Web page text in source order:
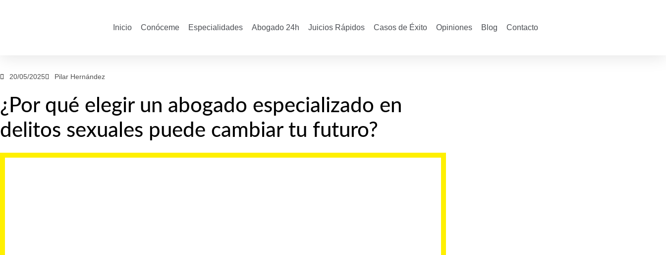
Inicio Conóceme Especialidades Abogado 24h Juicios Rápidos Casos de Éxito Opiniones Blog Contacto
20/05/2025 Pilar Hernández
¿Por qué elegir un abogado especializado en
delitos sexuales puede cambiar tu futuro?